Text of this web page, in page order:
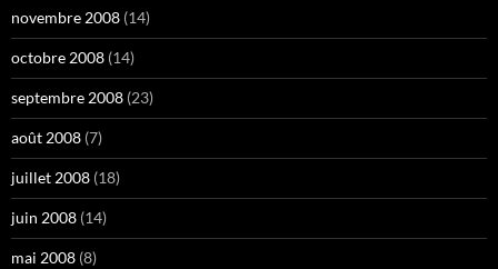
novembre 2008 (14)
octobre 2008 (14)
septembre 2008 (23)
août 2008 (7)
juillet 2008 (18)
juin 2008 (14)
mai 2008 (8)